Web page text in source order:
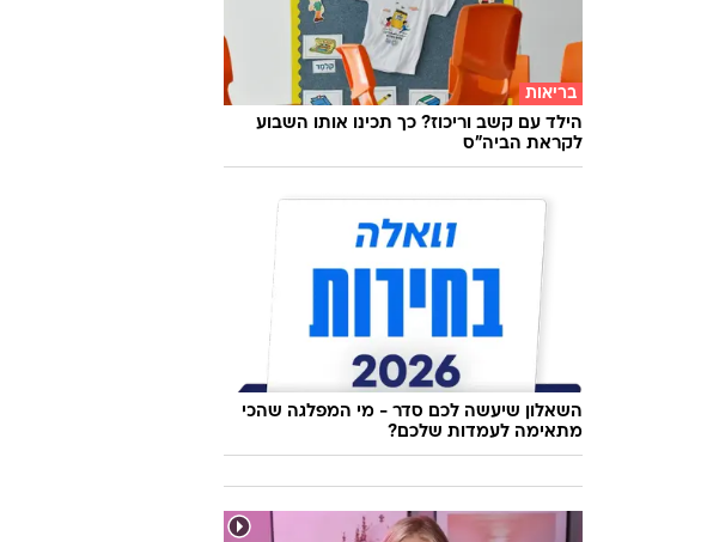
בריאות
הילד עם קשב וריכוז? כך תכינו אותו השבוע
לקראת הביה"ס
השאלון שיעשה לכם סדר - מי המפלגה שהכי
מתאימה לעמדות שלכם?